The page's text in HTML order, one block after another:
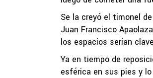
Se la creyó el timonel
Juan Francisco
los espacios serían
Ya en tiempo de
esférica en sus pies y